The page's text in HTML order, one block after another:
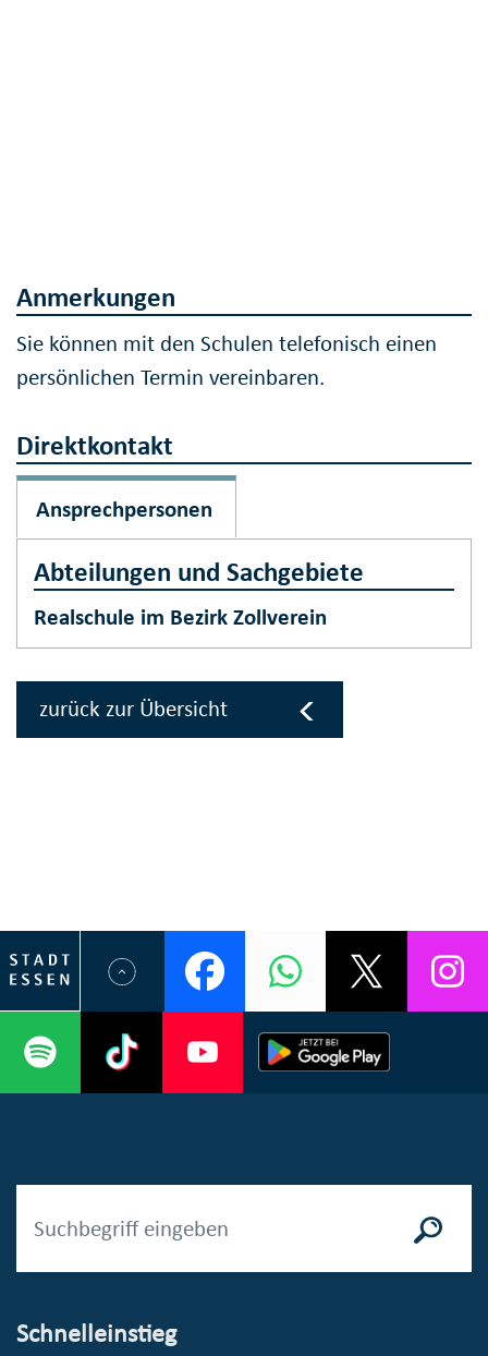
Anmerkungen
Sie können mit den Schulen telefonisch einen
persönlichen Termin vereinbaren.
Direktkontakt
Ansprechpersonen
Abteilungen und Sachgebiete
Realschule im Bezirk Zollverein
zurück zur Übersicht
Schnelleinstieg